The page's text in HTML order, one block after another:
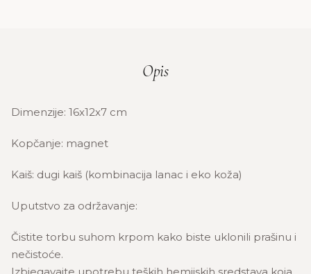
Opis
Dimenzije: 16x12x7 cm
Kopčanje: magnet
Kaiš: dugi kaiš (kombinacija lanac i eko koža)
Uputstvo za održavanje:
Čistite torbu suhom krpom kako biste uklonili prašinu i
nečistoće.